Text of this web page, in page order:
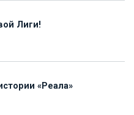
Лиги!
«Реала»